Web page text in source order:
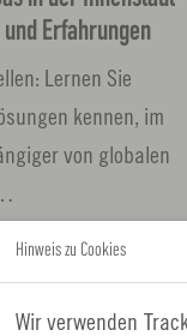
Erfahrungen
Lernen Sie
kennen, im
von globalen
Hinweis zu Cookies
Wir verwenden